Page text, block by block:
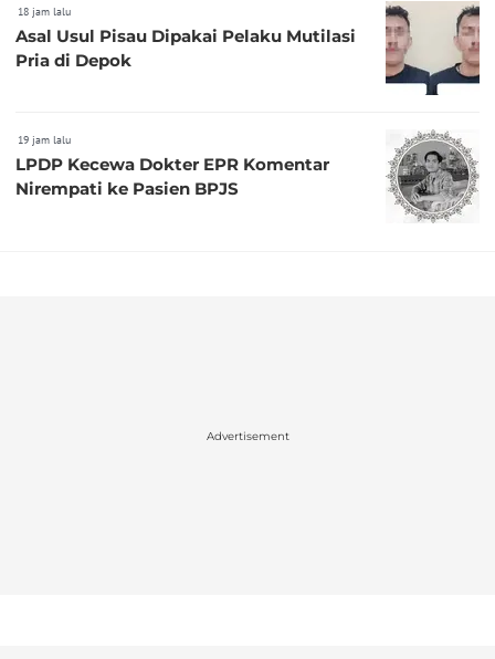
18 jam lalu
Asal Usul Pisau Dipakai Pelaku Mutilasi
Pria di Depok
19 jam lalu
LPDP Kecewa Dokter EPR Komentar
Nirempati ke Pasien BPJS
Advertisement